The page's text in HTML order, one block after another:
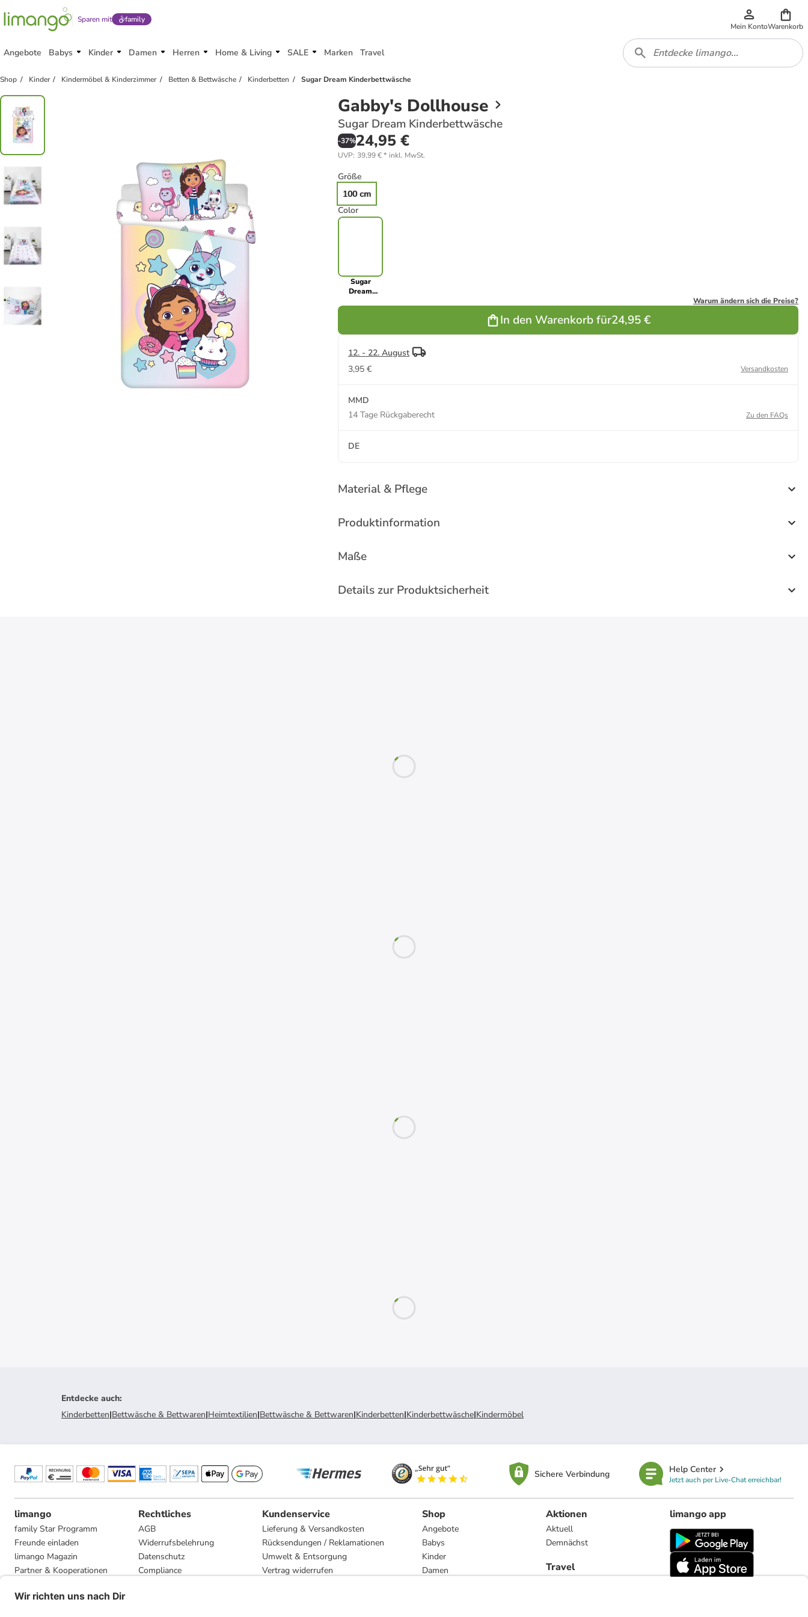
Sparen mit family
Mein KontoWarenkorb
Angebote Babys Kinder Damen Herren Home & Living SALE Marken Travel
Shop Kinder Kindermöbel & Kinderzimmer Betten & Bettwäsche Kinderbetten Sugar Dream Kinderbettwäsche
Gabby's Dollhouse
Sugar Dream Kinderbettwäsche
-37%24,95 €
UVP: 39,99 €* inkl. MwSt.
Größe
100 cm
Color
Sugar
Dream
Warum ändern sich die Preise?
In den Warenkorb für24,95 €
12. - 22. August
3,95 €
Versandkosten
MMD
14 Tage Rückgaberecht
Zu den FAQs
DE
Material & Pflege
Produktinformation
Maße
Details zur Produktsicherheit
Entdecke auch:
Kinderbetten|Bettwäsche & Bettwaren|Heimtextilien|Bettwäsche & Bettwaren|Kinderbetten|Kinderbettwäsche|Kindermöbel
Sichere Verbindung Help Center
Jetzt auch per Live-Chat erreichbar!
limango
family Star Programm
Freunde einladen
limango Magazin
Partner & Kooperationen
Presse
Rechtliches
AGB
Widerrufsbelehrung
Datenschutz
Compliance
Kundenservice
Lieferung & Versandkosten
Rücksendungen / Reklamationen
Umwelt & Entsorgung
Vertrag widerrufen
Shop
Angebote
Babys
Kinder
Damen
Aktionen
Aktuell
Demnächst
Travel
limango app